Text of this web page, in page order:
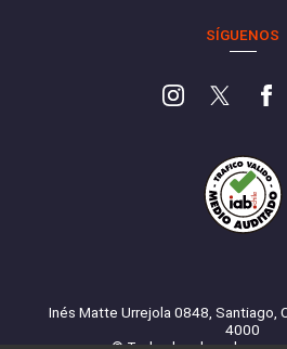
SÍGUENOS
Inés Matte Urrejola 0848, Santiago,
4000